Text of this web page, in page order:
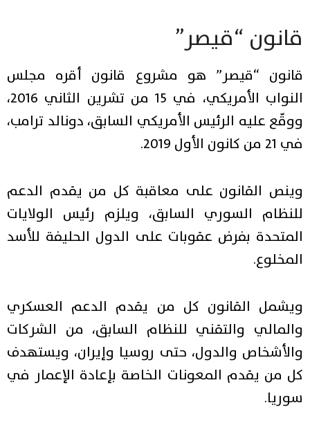
قانون “قيصر”
قانون “قيصر” هو مشروع قانون أقره مجلس
النواب الأمريكي، في 15 من تشرين الثاني 2016،
ووقّع عليه الرئيس الأمريكي السابق، دونالد ترامب،
في 21 من كانون الأول 2019.
وينص القانون على معاقبة كل من يقدم الدعم
للنظام السوري السابق، ويلزم رئيس الولايات
المتحدة بفرض عقوبات على الدول الحليفة للأسد
المخلوع.
ويشمل القانون كل من يقدم الدعم العسكري
والمالي والتقني للنظام السابق، من الشركات
والأشخاص والدول، حتى روسيا وإيران، ويستهدف
كل من يقدم المعونات الخاصة بإعادة الإعمار في
سوريا.